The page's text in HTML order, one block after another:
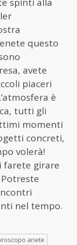
questo
avete
piaceri
è
tutti gli
momenti
concreti,
volerà!
farete girare
nel tempo.
ariete